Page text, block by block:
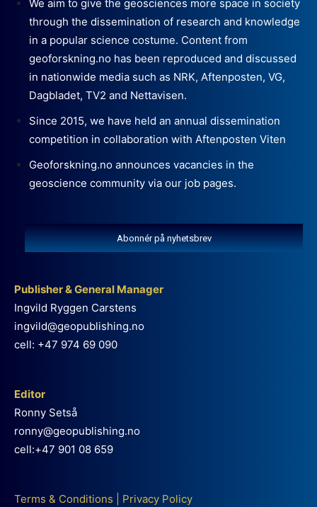
We aim to give the geosciences more space in society
through the dissemination of research and knowledge
in a popular science costume. Content from
geoforskning.no has been reproduced and discussed
in nationwide media such as NRK, Aftenposten, VG,
Dagbladet, TV2 and Nettavisen.
Since 2015, we have held an annual dissemination
competition in collaboration with Aftenposten Viten
Geoforskning.no announces vacancies in the
geoscience community via our job pages.
Abonnér på nyhetsbrev
Publisher & General Manager
Ingvild Ryggen Carstens
ingvild@geopublishing.no
cell: +47 974 69 090
Editor
Ronny Setså
ronny@geopublishing.no
cell:+47 901 08 659
Terms & Conditions Privacy Policy